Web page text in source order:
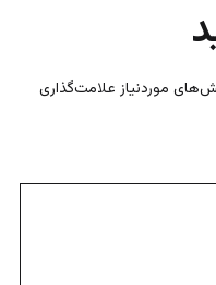
موردنیاز علامت‌گذاری